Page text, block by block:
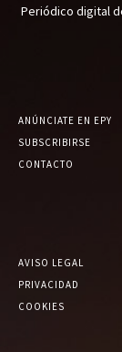
Periódico digital
ANÚNCIATE EN EPY
SUBSCRIBIRSE
CONTACTO
AVISO LEGAL
PRIVACIDAD
COOKIES